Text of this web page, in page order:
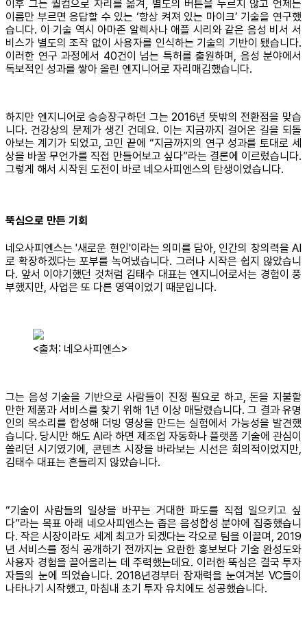
이후 그는 퀄컴으로 자리를 옮겨, 별도의 버튼을 누르지 않고 언제든
이름만 부르면 응답할 수 있는 ‘항상 켜져 있는 마이크’ 기술을 연구했
습니다. 이 기술 역시 아마존 알렉사나 애플 시리와 같은 음성 비서 서
비스가 별도의 조작 없이 사용자를 인식하는 기술의 기반이 됐습니다.
이러한 연구 과정에서 40건이 넘는 특허를 출원하며, 음성 분야에서
독보적인 성과를 쌓아 올린 엔지니어로 자리매김했습니다.
하지만 엔지니어로 승승장구하던 그는 2016년 뜻밖의 전환점을 맞습
니다. 건강상의 문제가 생긴 건데요. 이는 지금까지 걸어온 길을 되돌
아보는 계기가 되었고, 고민 끝에 “지금까지의 연구 성과를 토대로 세
상을 바꿀 무언가를 직접 만들어보고 싶다”라는 결론에 이르렀습니다.
그렇게 해서 시작된 도전이 바로 네오사피엔스의 탄생이었습니다.
뚝심으로 만든 기회
네오사피엔스는 '새로운 현인'이라는 의미를 담아, 인간의 창의력을 AI
로 확장하겠다는 포부를 녹여냈습니다. 그러나 시작은 쉽지 않았습니
다. 앞서 이야기했던 것처럼 김태수 대표는 엔지니어로서는 경험이 풍
부했지만, 사업은 또 다른 영역이었기 때문입니다.
<출처: 네오사피엔스>
그는 음성 기술을 기반으로 사람들이 진정 필요로 하고, 돈을 지불할
만한 제품과 서비스를 찾기 위해 1년 이상 매달렸습니다. 그 결과 유명
인의 목소리를 합성해 더빙 영상을 만드는 실험에서 가능성을 발견했
습니다. 당시만 해도 AI라 하면 제조업 자동화나 플랫폼 기술에 관심이
쏠리던 시기였기에, 콘텐츠 시장을 바라보는 시선은 회의적이었지만,
김태수 대표는 흔들리지 않았습니다.
“기술이 사람들의 일상을 바꾸는 거대한 파도를 직접 일으키고 싶
다”라는 목표 아래 네오사피엔스는 좁은 음성합성 분야에 집중했습니
다. 작은 시장이라도 세계 최고가 되겠다는 각오로 팀을 이끌며, 2019
년 서비스를 정식 공개하기 전까지는 요란한 홍보보다 기술 완성도와
사용자 경험을 끌어올리는 데 주력했는데요. 이러한 뚝심은 결국 투자
자들의 눈에 띄었습니다. 2018년경부터 잠재력을 눈여겨본 VC들이
나타나기 시작했고, 마침내 초기 투자 유치에도 성공했습니다.